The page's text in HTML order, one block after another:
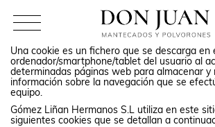
Una cookie es un fichero que se descarga en
ordenador/smartphone/tablet del usuario al
determinadas páginas web para almacenar y
información sobre la navegación que se
equipo.
Gómez Liñan Hermanos S.L utiliza en este
siguientes cookies que se detallan a